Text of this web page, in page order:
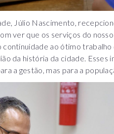
Júlio Nascimento,
ver que os serviços do
continuidade ao ótimo
da história da cidade.
a gestão, mas para a